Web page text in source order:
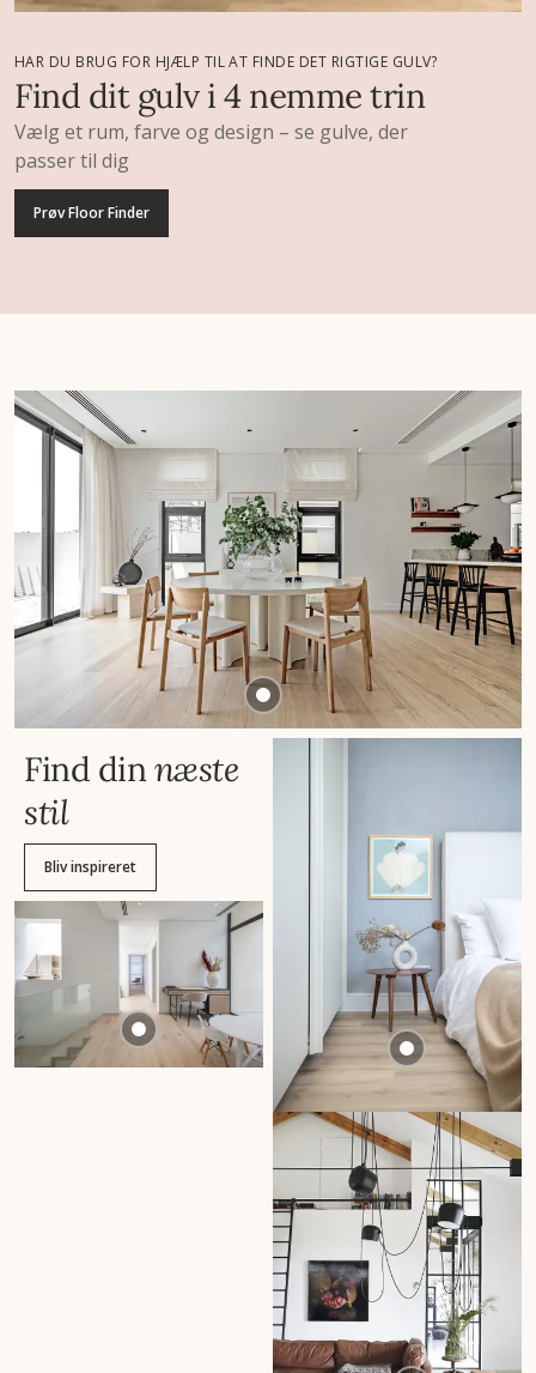
HAR DU BRUG FOR HJÆLP TIL AT FINDE DET RIGTIGE GULV?
Find dit gulv i 4 nemme trin
Vælg et rum, farve og design – se gulve, der
passer til dig
Prøv Floor Finder
Find dinnæste
stil
Bliv inspireret